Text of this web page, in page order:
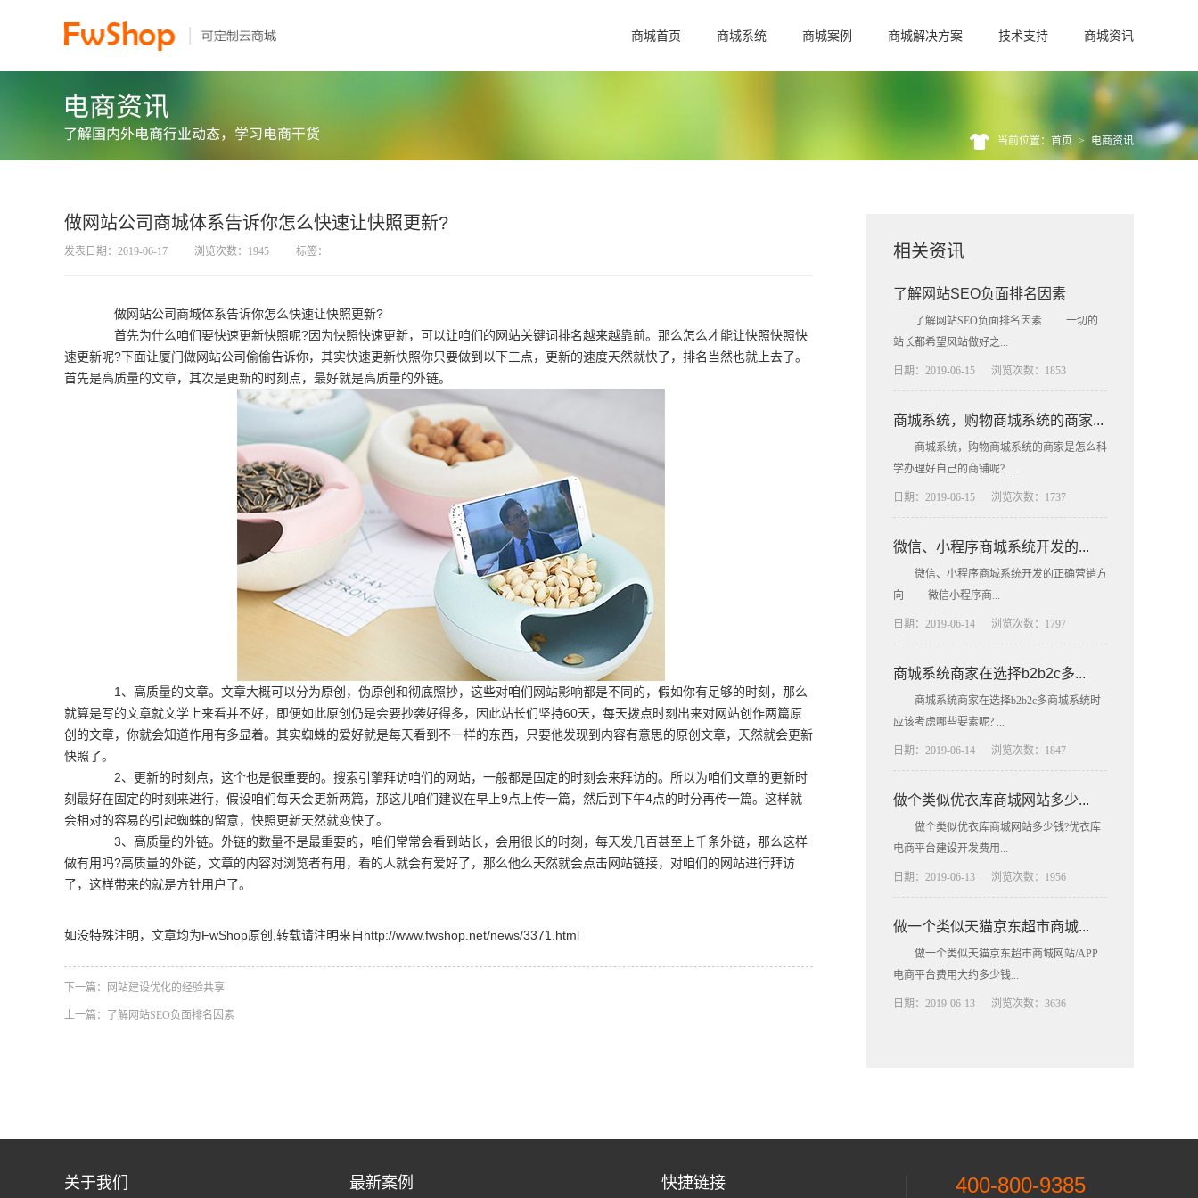
商城首页 商城系统 商城案例 商城解决方案 技术支持 商城资讯
当前位置：首页 > 电商资讯
做网站公司商城体系告诉你怎么快速让快照更新?
发表日期：2019-06-17 浏览次数：1945 标签：
做网站公司商城体系告诉你怎么快速让快照更新?
首先为什么咱们要快速更新快照呢?因为快照快速更新，可以让咱们的网站关键词排名越来越靠前。那么怎么才能让快照快照快
速更新呢?下面让厦门做网站公司偷偷告诉你，其实快速更新快照你只要做到以下三点，更新的速度天然就快了，排名当然也就上去了。
首先是高质量的文章，其次是更新的时刻点，最好就是高质量的外链。
1、高质量的文章。文章大概可以分为原创，伪原创和彻底照抄，这些对咱们网站影响都是不同的，假如你有足够的时刻，那么
就算是写的文章就文学上来看并不好，即便如此原创仍是会要抄袭好得多，因此站长们坚持60天，每天拨点时刻出来对网站创作两篇原
创的文章，你就会知道作用有多显着。其实蜘蛛的爱好就是每天看到不一样的东西，只要他发现到内容有意思的原创文章，天然就会更新
快照了。
2、更新的时刻点，这个也是很重要的。搜索引擎拜访咱们的网站，一般都是固定的时刻会来拜访的。所以为咱们文章的更新时
刻最好在固定的时刻来进行，假设咱们每天会更新两篇，那这儿咱们建议在早上9点上传一篇，然后到下午4点的时分再传一篇。这样就
会相对的容易的引起蜘蛛的留意，快照更新天然就变快了。
3、高质量的外链。外链的数量不是最重要的，咱们常常会看到站长，会用很长的时刻，每天发几百甚至上千条外链，那么这样
做有用吗?高质量的外链，文章的内容对浏览者有用，看的人就会有爱好了，那么他么天然就会点击网站链接，对咱们的网站进行拜访
了，这样带来的就是方针用户了。
如没特殊注明，文章均为FwShop原创,转载请注明来自http://www.fwshop.net/news/3371.html
下一篇： 网站建设优化的经验共享
上一篇： 了解网站SEO负面排名因素
相关资讯
了解网站SEO负面排名因素
了解网站SEO负面排名因素 一切的
站长都希望风站做好之...
日期：2019-06-15 浏览次数：1853
商城系统，购物商城系统的商家...
商城系统，购物商城系统的商家是怎么科
学办理好自己的商铺呢? ...
日期：2019-06-15 浏览次数：1737
微信、小程序商城系统开发的...
微信、小程序商城系统开发的正确营销方
向 微信小程序商...
日期：2019-06-14 浏览次数：1797
商城系统商家在选择b2b2c多...
商城系统商家在选择b2b2c多商城系统时
应该考虑哪些要素呢? ...
日期：2019-06-14 浏览次数：1847
做个类似优衣库商城网站多少...
做个类似优衣库商城网站多少钱?优衣库
电商平台建设开发费用...
日期：2019-06-13 浏览次数：1956
做一个类似天猫京东超市商城...
做一个类似天猫京东超市商城网站/APP
电商平台费用大约多少钱...
日期：2019-06-13 浏览次数：3636
关于我们 最新案例 快捷链接 400-800-9385